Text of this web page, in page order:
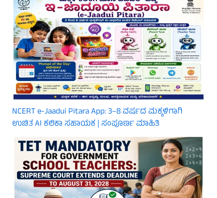
NCERT e-Jaadui Pitara App: 3–8 ವರ್ಷದ ಮಕ್ಕಳಿಗಾಗಿ
ಉಚಿತ AI ಕಲಿಕಾ ಸಹಾಯಕ | ಸಂಪೂರ್ಣ ಮಾಹಿತಿ